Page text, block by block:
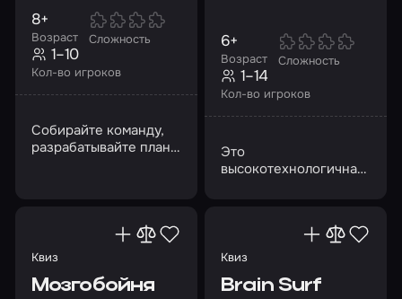
Возраст
8+
Сложность
Кол-во игроков
1–10
Собирайте команду,
разрабатывайте план
Возраст
6+
Сложность
Кол-во игроков
1–14
Это
высокотехнологичная
перенесенная в VR-
пространство
Квиз
Мозгобойня
Квиз
Brain Surf